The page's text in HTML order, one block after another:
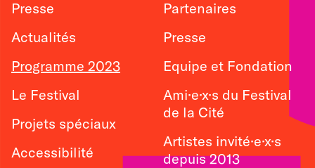
Presse
Actualités
Programme 2023
Le Festival
Projets spéciaux
Accessibilité
Partenaires
Presse
Equipe et Fondation
Ami·e·x·s du Festival
de la Cité
Artistes invité·e·x·s
depuis 2013